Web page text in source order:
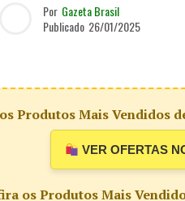
Por Gazeta Brasil
Publicado 26/01/2025
Produtos Mais Vendidos
VER OFERTAS
os Produtos Mais